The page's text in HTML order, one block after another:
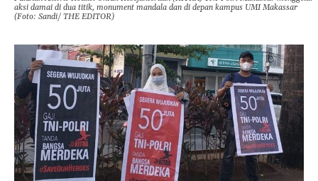
aksi damai di dua titik, monument mandala dan di depan kampus UMI Makassar
(Foto: Sandi/ THE EDITOR)